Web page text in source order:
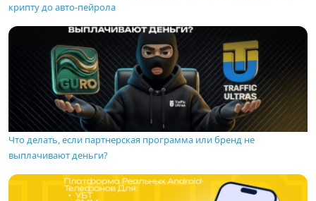
крипту до авто-пейрола
Что делать, если партнерская программа или бренд не
выплачивают деньги?